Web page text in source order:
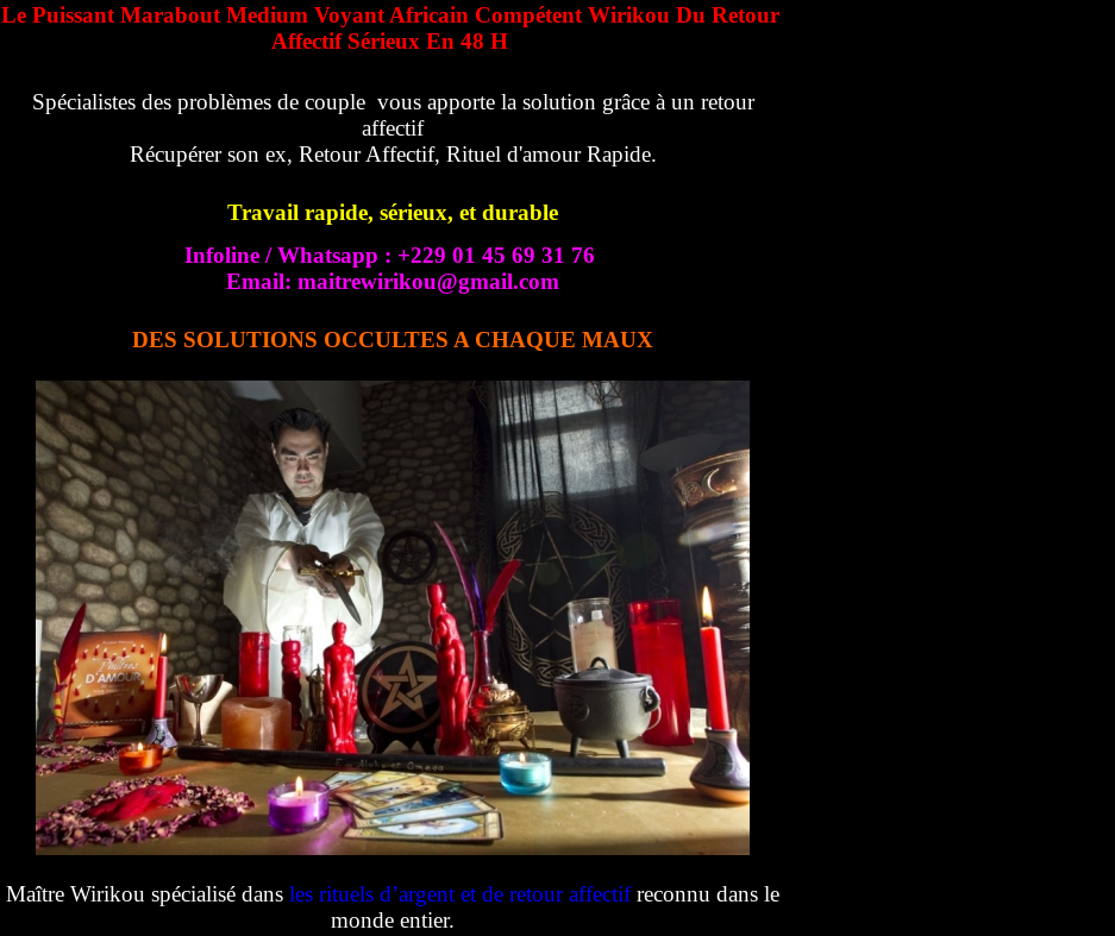
Le Puissant Marabout Medium Voyant Africain Compétent Wirikou Du Retour
Affectif Sérieux En 48 H
Spécialistes des problèmes de couple vous apporte la solution grâce à un retour
affectif
Récupérer son ex, Retour Affectif, Rituel d'amour Rapide.
Travail rapide, sérieux, et durable
Infoline / Whatsapp : +229 01 45 69 31 76
Email: maitrewirikou@gmail.com
DES SOLUTIONS OCCULTES A CHAQUE MAUX
Maître Wirikou spécialisé dans les rituels d’argent et de retour affectif reconnu dans le
monde entier.